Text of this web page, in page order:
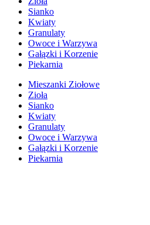
Sianko
Kwiaty
Granulaty
Owoce i Warzywa
Gałązki i Korzenie
Piekarnia
Mieszanki Ziołowe
Zioła
Sianko
Kwiaty
Granulaty
Owoce i Warzywa
Gałązki i Korzenie
Piekarnia